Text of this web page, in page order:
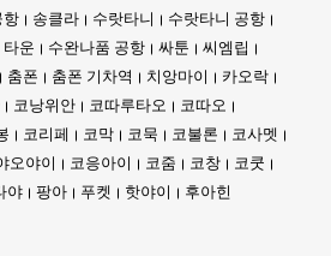
항 송클라 수랏타니
수랏타니 공항
타운 수완나품 공항 싸툰
씨엠립
춤폰 춤폰 기차역 치앙마이
카오락
코낭위안 코따루타오
코따오
코리페 코막 코묵 코불론
코사멧
오야이 코응아이 코줌 코창
코쿳
야 팡아 푸켓 핫야이 후아힌